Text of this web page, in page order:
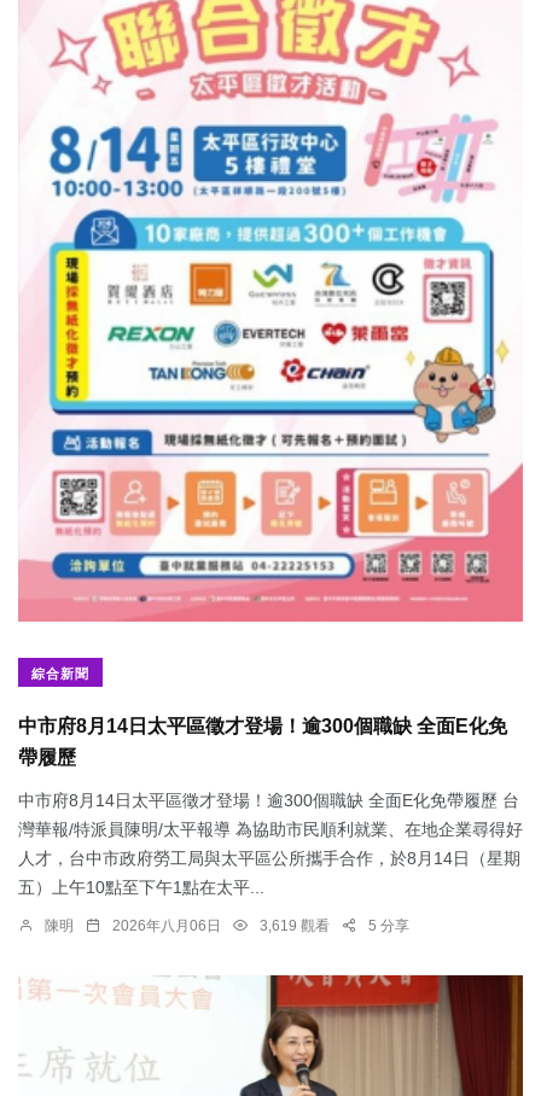
綜合新聞
中市府8月14日太平區徵才登場！逾300個職缺 全面E化免
帶履歷
中市府8月14日太平區徵才登場！逾300個職缺 全面E化免帶履歷 台
灣華報/特派員陳明/太平報導 為協助市民順利就業、在地企業尋得好
人才，台中市政府勞工局與太平區公所攜手合作，於8月14日（星期
五）上午10點至下午1點在太平...
陳明 2026年八月06日 3,619 觀看 5 分享